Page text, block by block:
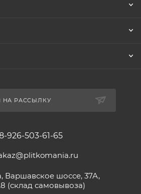
НА РАССЫЛКУ
926-503-61-65
Варшавское шоссе, 37А,
(склад самовывоза)